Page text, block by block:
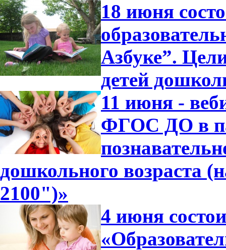
18 июня
Азбуке”.
детей
11 июня -
ФГОС ДО в
дошкольного возраста
2100")»
4 июня